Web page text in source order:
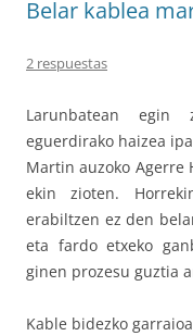
Belar kablea
2 respuestas
Larunbatean
eguerdirako haizea
Martin auzoko Agerre
ekin zioten.
erabiltzen ez den
eta fardo etxeko
ginen prozesu guztia
Kable bidezko